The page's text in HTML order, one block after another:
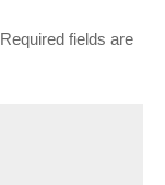
Required fields are